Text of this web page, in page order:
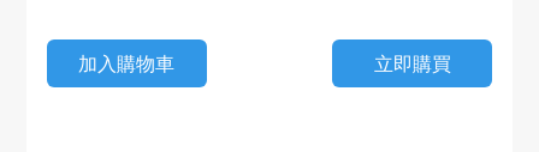
加入購物車 立即購買